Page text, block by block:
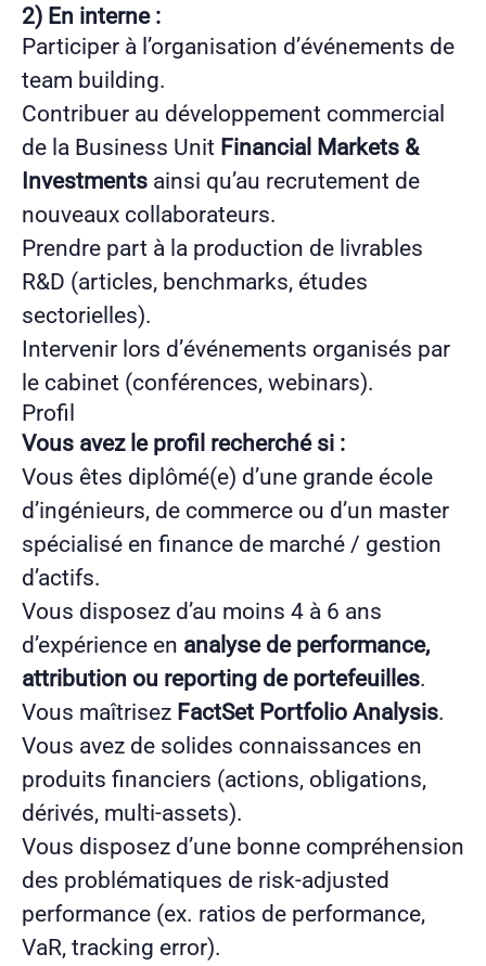
2) En interne :
Participer à l’organisation d’événements de
team building.
Contribuer au développement commercial
de la Business Unit Financial Markets &
Investments ainsi qu’au recrutement de
nouveaux collaborateurs.
Prendre part à la production de livrables
R&D (articles, benchmarks, études
sectorielles).
Intervenir lors d’événements organisés par
le cabinet (conférences, webinars).
Profil
Vous avez le profil recherché si :
Vous êtes diplômé(e) d’une grande école
d’ingénieurs, de commerce ou d’un master
spécialisé en finance de marché / gestion
d’actifs.
Vous disposez d’au moins 4 à 6 ans
d’expérience en analyse de performance,
attribution ou reporting de portefeuilles.
Vous maîtrisez FactSet Portfolio Analysis.
Vous avez de solides connaissances en
produits financiers (actions, obligations,
dérivés, multi-assets).
Vous disposez d’une bonne compréhension
des problématiques de risk-adjusted
performance (ex. ratios de performance,
VaR, tracking error).